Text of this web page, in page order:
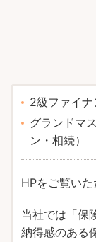
2級ファイ
グランドマ
ン・相続）
HPをご覧いた
当社では「保
納得感のある